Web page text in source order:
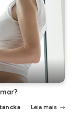
Leia mais